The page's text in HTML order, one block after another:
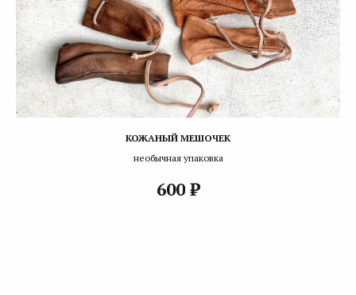
КОЖАНЫЙ МЕШОЧЕК
необычная упаковка
600 ₽